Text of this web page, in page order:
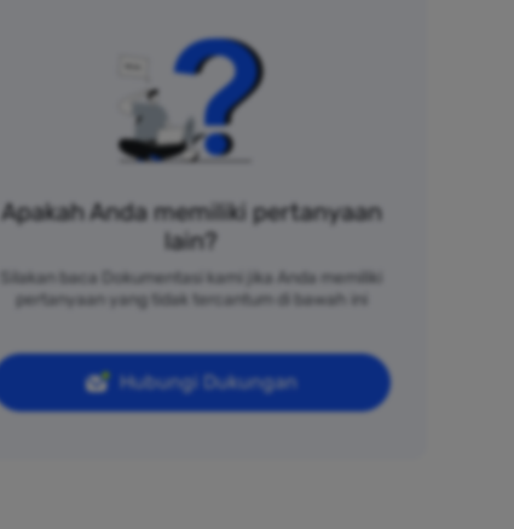
Apakah Anda memiliki pertanyaan
lain?
Silakan baca Dokumentasi kami jika Anda memiliki
pertanyaan yang tidak tercantum di bawah ini
Hubungi Dukungan